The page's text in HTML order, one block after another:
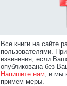
Все книги на сайте
пользователями.
извинения, если
опубликована без
Напишите нам, и мы
примем меры.